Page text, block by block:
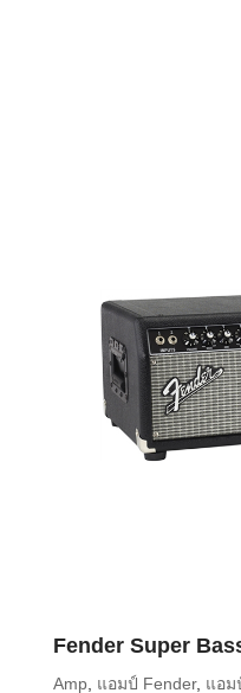
Fender Super
Amp, แอมป์ Fender, แอม